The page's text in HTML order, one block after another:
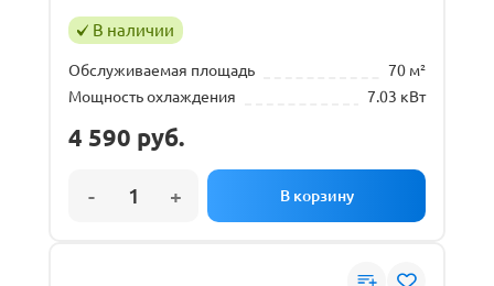
В наличии
Обслуживаемая площадь
70 м²
Мощность охлаждения
7.03 кВт
4 590 руб.